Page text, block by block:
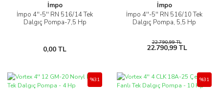
İmpo
İmpo 4''-5'' RN 516/14 Tek
Dalgıç Pompa-7,5 Hp
0,00 TL
İmpo
İmpo 4''-5'' RN 516/10 Tek
Dalgıç Pompa, 5,5 Hp
22.790,99 TL
22.790,99 TL
%31 %31